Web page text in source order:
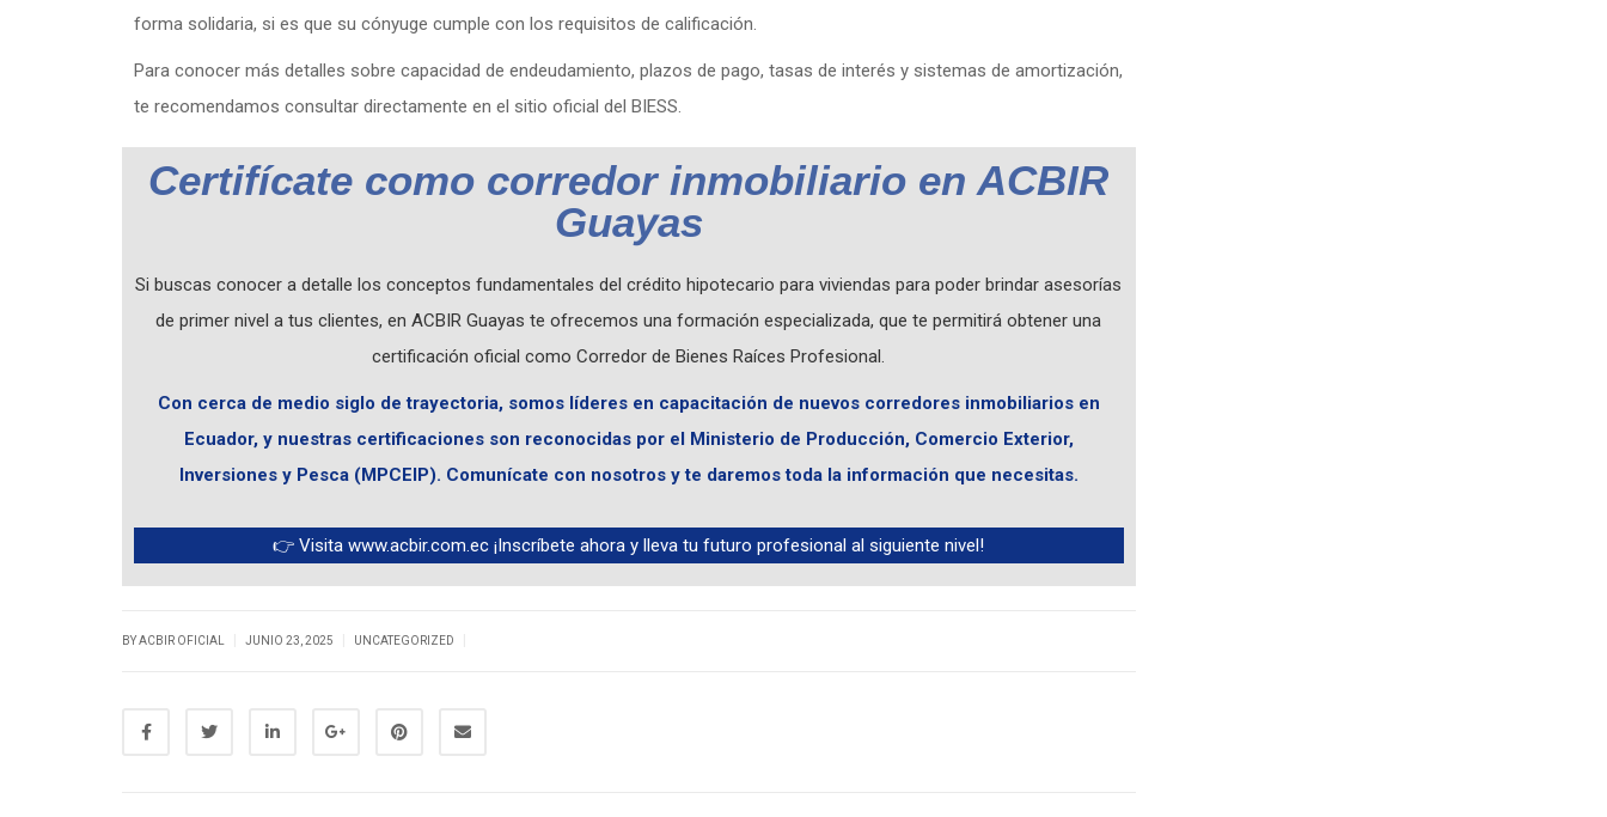
forma solidaria, si es que su cónyuge cumple con los requisitos de calificación.
Para conocer más detalles sobre capacidad de endeudamiento, plazos de pago, tasas de interés y sistemas de amortización,
te recomendamos consultar directamente en el sitio oficial del BIESS.
Certifícate como corredor inmobiliario en ACBIR
Guayas
Si buscas conocer a detalle los conceptos fundamentales del crédito hipotecario para viviendas para poder brindar asesorías
de primer nivel a tus clientes, en ACBIR Guayas te ofrecemos una formación especializada, que te permitirá obtener una
certificación oficial como Corredor de Bienes Raíces Profesional.
Con cerca de medio siglo de trayectoria, somos líderes en capacitación de nuevos corredores inmobiliarios en
Ecuador, y nuestras certificaciones son reconocidas por el Ministerio de Producción, Comercio Exterior,
Inversiones y Pesca (MPCEIP). Comunícate con nosotros y te daremos toda la información que necesitas.
👉Visita www.acbir.com.ec¡Inscríbete ahora y lleva tu futuro profesional al siguiente nivel!
BY ACBIR OFICIAL JUNIO 23, 2025 UNCATEGORIZED